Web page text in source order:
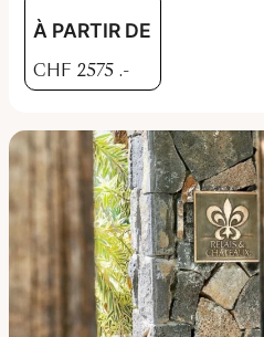
À PARTIR DE
CHF 2575 .-